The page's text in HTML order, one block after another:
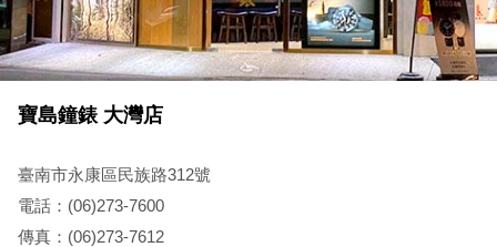
寶島鐘錶 大灣店
臺南市永康區民族路312號
電話：(06)273-7600
傳真：(06)273-7612